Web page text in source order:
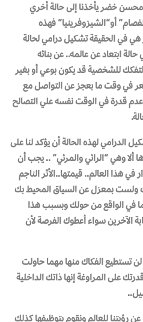
خضر يأخذنا إلى حالة أخري
أو”الشيزوفرينيا” فهذه
هي في الحقيقة تشكيل درامي لحالة
ابتعاد عن عالمه.. عن بنائه
للشخصية قد يكون بوعي أو بغير
في وقت ما بعجز عن التواصل مع
قدرة في الوقت نفسه علي التصالح
لهذه الحالة أن يؤكد لنا على
ألا وهي “الرائي والمرئي” .. يجب أن
هذا العالم.. قيمتها..الأثر الناجم
ولست بمعزل عن السياق المحيط بك
في الواقع من حولك وبسبب هذا
الآخرين سواء أعطوك الفرصة لأن
تستطيع الفكاك منها مهما حاولت
على المراوغة إنها ذاتك الداخلية
عن رؤيتنا للعالم ونقوم بتوظيفها كذلك